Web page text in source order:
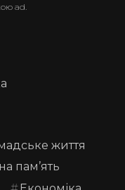
ad.
життя
пам’ять